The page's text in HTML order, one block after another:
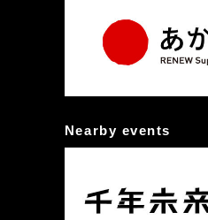
Nearby events